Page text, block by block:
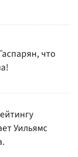
что
Уильямс